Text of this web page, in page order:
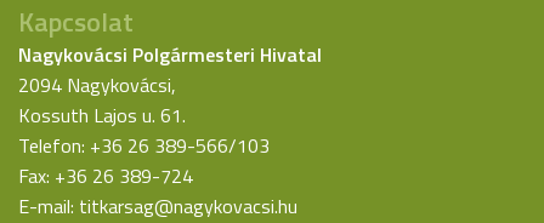
Kapcsolat
Nagykovácsi Polgármesteri Hivatal
2094 Nagykovácsi,
Kossuth Lajos u. 61.
Telefon: +36 26 389-566/103
Fax: +36 26 389-724
E-mail: titkarsag@nagykovacsi.hu